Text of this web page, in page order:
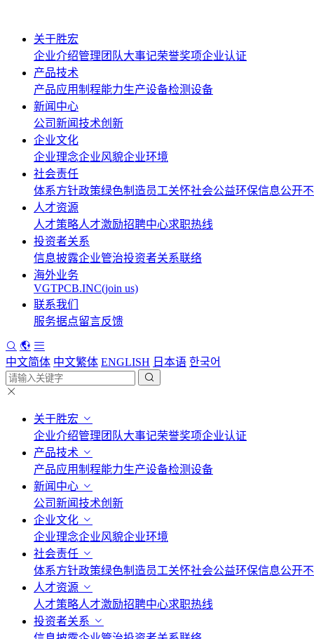
关于胜宏
企业介绍管理团队大事记荣誉奖项企业认证
产品技术
产品应用制程能力生产设备检测设备
新闻中心
公司新闻技术创新
企业文化
企业理念企业风貌企业环境
社会责任
体系方针政策绿色制造员工关怀社会公益环保信息公开
人才资源
人才策略人才激励招聘中心求职热线
投资者关系
信息披露企业管治投资者关系联络
海外业务
VGTPCB.INC(join us)
联系我们
服务据点留言反馈
中文简体 中文繁体 ENGLISH 日本语 한국어
关于胜宏
企业介绍管理团队大事记荣誉奖项企业认证
产品技术
产品应用制程能力生产设备检测设备
新闻中心
公司新闻技术创新
企业文化
企业理念企业风貌企业环境
社会责任
体系方针政策绿色制造员工关怀社会公益环保信息公开
人才资源
人才策略人才激励招聘中心求职热线
投资者关系